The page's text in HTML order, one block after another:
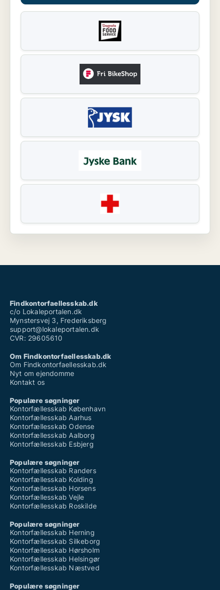
Findkontorfaellesskab.dk
c/o Lokaleportalen.dk
Mynstersvej 3, Frederiksberg
support@lokaleportalen.dk
CVR: 29605610
Om Findkontorfaellesskab.dk
Om Findkontorfaellesskab.dk
Nyt om ejendomme
Kontakt os
Populære søgninger
Kontorfællesskab København
Kontorfællesskab Aarhus
Kontorfællesskab Odense
Kontorfællesskab Aalborg
Kontorfællesskab Esbjerg
Populære søgninger
Kontorfællesskab Randers
Kontorfællesskab Kolding
Kontorfællesskab Horsens
Kontorfællesskab Vejle
Kontorfællesskab Roskilde
Populære søgninger
Kontorfællesskab Herning
Kontorfællesskab Silkeborg
Kontorfællesskab Hørsholm
Kontorfællesskab Helsingør
Kontorfællesskab Næstved
Populære søgninger